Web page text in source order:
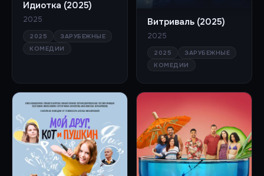
Идиотка (2025)
2025
2025
ЗАРУБЕЖНЫЕ
КОМЕДИИ
Витриваль (2025)
2025
2025
ЗАРУБЕЖНЫЕ
КОМЕДИИ